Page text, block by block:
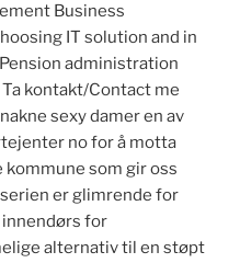
Business
IT solution and in
administration
kontakt/Contact me
sexy damer en av
no for å motta
kommune som gir oss
er glimrende for
for
alternativ til en støpt